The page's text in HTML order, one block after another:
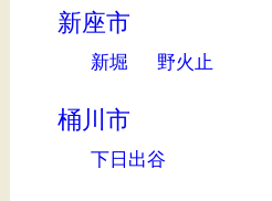
新座市
新堀 野火止
桶川市
下日出谷